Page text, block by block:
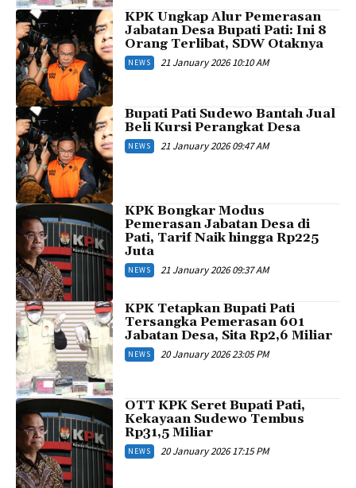
KPK Ungkap Alur Pemerasan
Jabatan Desa Bupati Pati: Ini 8
Orang Terlibat, SDW Otaknya
NEWS 21 January 2026 10:10 AM
Bupati Pati Sudewo Bantah Jual
Beli Kursi Perangkat Desa
NEWS 21 January 2026 09:47 AM
KPK Bongkar Modus
Pemerasan Jabatan Desa di
Pati, Tarif Naik hingga Rp225
Juta
NEWS 21 January 2026 09:37 AM
KPK Tetapkan Bupati Pati
Tersangka Pemerasan 601
Jabatan Desa, Sita Rp2,6 Miliar
NEWS 20 January 2026 23:05 PM
OTT KPK Seret Bupati Pati,
Kekayaan Sudewo Tembus
Rp31,5 Miliar
NEWS 20 January 2026 17:15 PM